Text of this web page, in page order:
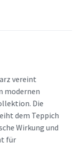
vereint
modernen
Die
dem Teppich
Wirkung und
für